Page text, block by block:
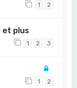
1 2
et plus
1 2 3
1 2